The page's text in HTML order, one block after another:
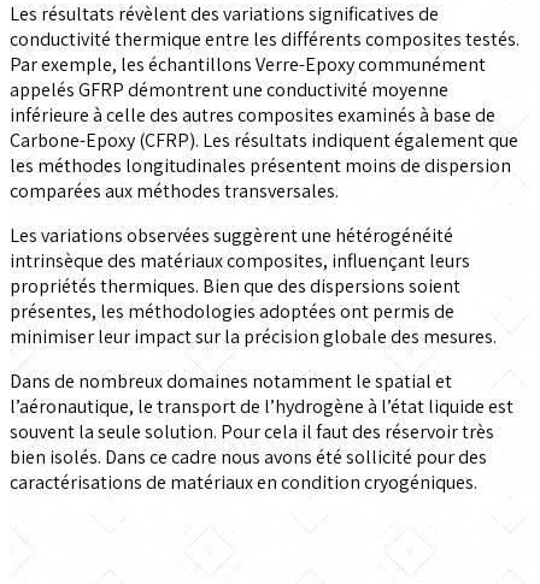
Les résultats révèlent des variations significatives de
conductivité thermique entre les différents composites testés.
Par exemple, les échantillons Verre-Epoxy communément
appelés GFRP démontrent une conductivité moyenne
inférieure à celle des autres composites examinés à base de
Carbone-Epoxy (CFRP). Les résultats indiquent également que
les méthodes longitudinales présentent moins de dispersion
comparées aux méthodes transversales.
Les variations observées suggèrent une hétérogénéité
intrinsèque des matériaux composites, influençant leurs
propriétés thermiques. Bien que des dispersions soient
présentes, les méthodologies adoptées ont permis de
minimiser leur impact sur la précision globale des mesures.
Dans de nombreux domaines notamment le spatial et
l’aéronautique, le transport de l’hydrogène à l’état liquide est
souvent la seule solution. Pour cela il faut des réservoir très
bien isolés. Dans ce cadre nous avons été sollicité pour des
caractérisations de matériaux en condition cryogéniques.